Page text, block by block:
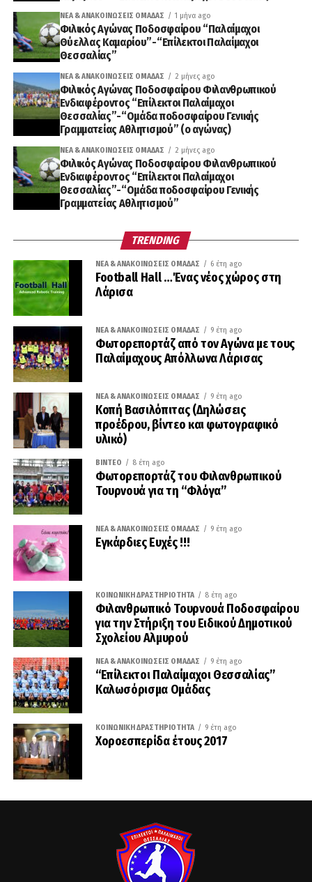
ΝΈΑ & ΑΝΑΚΟΙΝΏΣΕΙΣ ΟΜΆΔΑΣ 1 μήνα ago
Φιλικός Αγώνας Ποδοσφαίρου “Παλαίμαχοι
Θύελλας Καμαρίου”-“Επίλεκτοι Παλαίμαχοι
Θεσσαλίας”
ΝΈΑ & ΑΝΑΚΟΙΝΏΣΕΙΣ ΟΜΆΔΑΣ 2 μήνες ago
Φιλικός Αγώνας Ποδοσφαίρου Φιλανθρωπικού
Ενδιαφέροντος “Επίλεκτοι Παλαίμαχοι
Θεσσαλίας”-“Ομάδα ποδοσφαίρου Γενικής
Γραμματείας Αθλητισμού” (ο αγώνας)
ΝΈΑ & ΑΝΑΚΟΙΝΏΣΕΙΣ ΟΜΆΔΑΣ 2 μήνες ago
Φιλικός Αγώνας Ποδοσφαίρου Φιλανθρωπικού
Ενδιαφέροντος “Επίλεκτοι Παλαίμαχοι
Θεσσαλίας”-“Ομάδα ποδοσφαίρου Γενικής
Γραμματείας Αθλητισμού”
TRENDING
ΝΈΑ & ΑΝΑΚΟΙΝΏΣΕΙΣ ΟΜΆΔΑΣ 6 έτη ago
Football Hall …Ένας νέος χώρος στη
Λάρισα
ΝΈΑ & ΑΝΑΚΟΙΝΏΣΕΙΣ ΟΜΆΔΑΣ 9 έτη ago
Φωτορεπορτάζ από τον Αγώνα με τους
Παλαίμαχους Απόλλωνα Λάρισας
ΝΈΑ & ΑΝΑΚΟΙΝΏΣΕΙΣ ΟΜΆΔΑΣ 9 έτη ago
Κοπή Βασιλόπιτας (Δηλώσεις
προέδρου, βίντεο και φωτογραφικό
υλικό)
ΒΊΝΤΕΟ 8 έτη ago
Φωτορεπορτάζ του Φιλανθρωπικού
Τουρνουά για τη “Φλόγα”
ΝΈΑ & ΑΝΑΚΟΙΝΏΣΕΙΣ ΟΜΆΔΑΣ 9 έτη ago
Εγκάρδιες Ευχές !!!
ΚΟΙΝΩΝΙΚΉ ΔΡΑΣΤΗΡΙΌΤΗΤΑ 8 έτη ago
Φιλανθρωπικό Τουρνουά Ποδοσφαίρου
για την Στήριξη του Ειδικού Δημοτικού
Σχολείου Αλμυρού
ΝΈΑ & ΑΝΑΚΟΙΝΏΣΕΙΣ ΟΜΆΔΑΣ 9 έτη ago
“Επίλεκτοι Παλαίμαχοι Θεσσαλίας”
Καλωσόρισμα Ομάδας
ΚΟΙΝΩΝΙΚΉ ΔΡΑΣΤΗΡΙΌΤΗΤΑ 9 έτη ago
Χοροεσπερίδα έτους 2017